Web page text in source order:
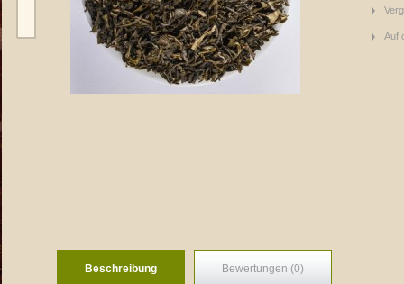
Auf
Beschreibung Bewertungen (0)